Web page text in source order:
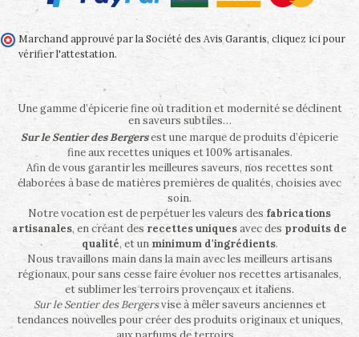
Marchand approuvé par la Société des Avis Garantis, cliquez ici pour
vérifier l'attestation.
Une gamme d’épicerie fine où tradition et modernité se déclinent
en saveurs subtiles…
Sur le Sentier des Bergersest une marque de produits d’épicerie
fine aux recettes uniques et 100% artisanales.
Afin de vous garantir les meilleures saveurs, nos recettes sont
élaborées à base de matières premières de qualités, choisies avec
soin.
Notre vocation est de perpétuer les valeurs des fabrications
artisanales, en créant des recettes uniquesavec des produits de
qualité, et un minimum d'ingrédients.
Nous travaillons main dans la main avec les meilleurs artisans
régionaux, pour sans cesse faire évoluer nos recettes artisanales,
et sublimer les terroirs provençaux et italiens.
Sur le Sentier des Bergersvise à mêler saveurs anciennes et
tendances nouvelles pour créer des produits originaux et uniques,